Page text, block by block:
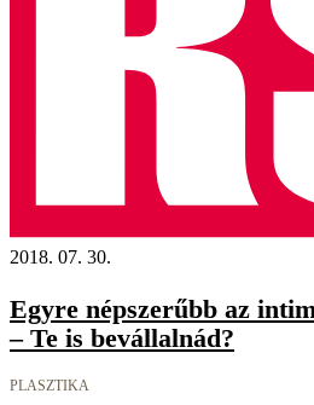
2018. 07. 30.
Egyre népszerűbb az
– Te is bevállalnád?
PLASZTIKA